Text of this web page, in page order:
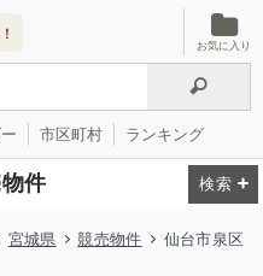
お気に入り
市区町村 ランキング
件
宮城県 競売物件 仙台市泉区